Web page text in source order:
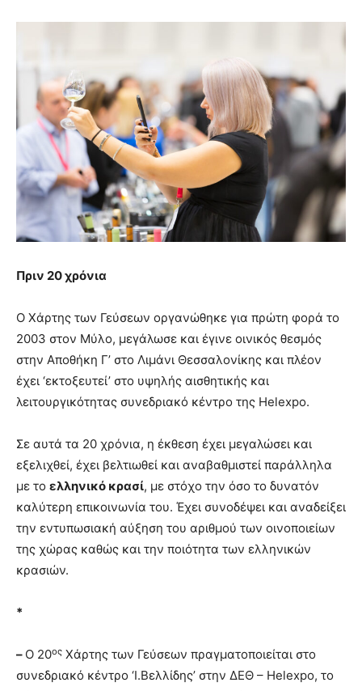
Πριν 20 χρόνια
Ο Χάρτης των Γεύσεων οργανώθηκε για πρώτη φορά το
2003 στον Μύλο, μεγάλωσε και έγινε οινικός θεσμός
στην Αποθήκη Γ’ στο Λιμάνι Θεσσαλονίκης και πλέον
έχει ‘εκτοξευτεί’ στο υψηλής αισθητικής και
λειτουργικότητας συνεδριακό κέντρο της Helexpo.
Σε αυτά τα 20 χρόνια, η έκθεση έχει μεγαλώσει και
εξελιχθεί, έχει βελτιωθεί και αναβαθμιστεί παράλληλα
με το ελληνικό κρασί, με στόχο την όσο το δυνατόν
καλύτερη επικοινωνία του. Έχει συνοδέψει και αναδείξει
την εντυπωσιακή αύξηση του αριθμού των οινοποιείων
της χώρας καθώς και την ποιότητα των ελληνικών
κρασιών.
*
– Ο 20ος Χάρτης των Γεύσεων πραγματοποιείται στο
συνεδριακό κέντρο ‘Ι.Βελλίδης’ στην ΔΕΘ – Helexpo, το